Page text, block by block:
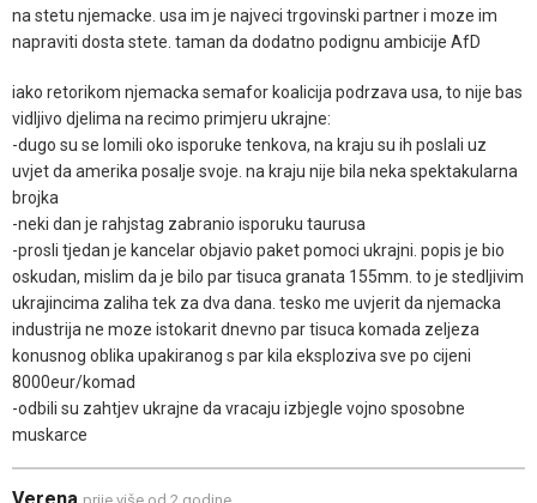
na stetu njemacke. usa im je najveci trgovinski partner i moze im
napraviti dosta stete. taman da dodatno podignu ambicije AfD
iako retorikom njemacka semafor koalicija podrzava usa, to nije bas
vidljivo djelima na recimo primjeru ukrajne:
-dugo su se lomili oko isporuke tenkova, na kraju su ih poslali uz
uvjet da amerika posalje svoje. na kraju nije bila neka spektakularna
brojka
-neki dan je rahjstag zabranio isporuku taurusa
-prosli tjedan je kancelar objavio paket pomoci ukrajni. popis je bio
oskudan, mislim da je bilo par tisuca granata 155mm. to je stedljivim
ukrajincima zaliha tek za dva dana. tesko me uvjerit da njemacka
industrija ne moze istokarit dnevno par tisuca komada zeljeza
konusnog oblika upakiranog s par kila eksploziva sve po cijeni
8000eur/komad
-odbili su zahtjev ukrajne da vracaju izbjegle vojno sposobne
muskarce
Verena prije više od 2 godine